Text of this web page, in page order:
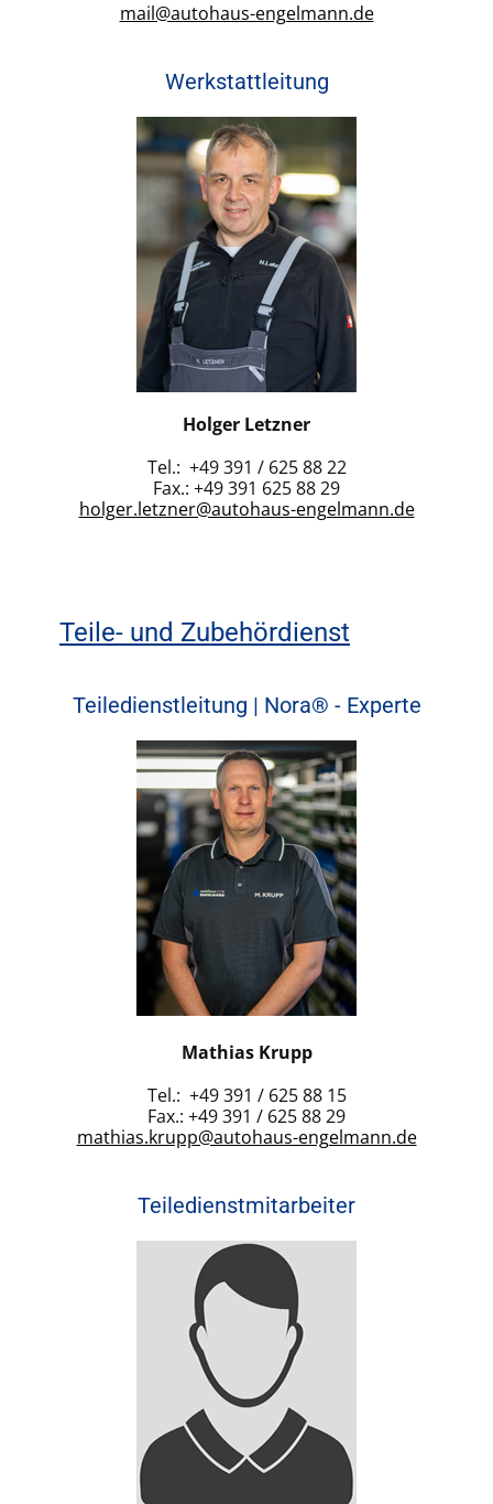
mail@autohaus-engelmann.de
Werkstattleitung
Holger Letzner
Tel.: +49 391 / 625 88 22
Fax.: +49 391 625 88 29
holger.letzner@autohaus-engelmann.de
Teile- und Zubehördienst
Teiledienstleitung | Nora® - Experte
Mathias Krupp
Tel.: +49 391 / 625 88 15
Fax.: +49 391 / 625 88 29
mathias.krupp@autohaus-engelmann.de
Teiledienstmitarbeiter